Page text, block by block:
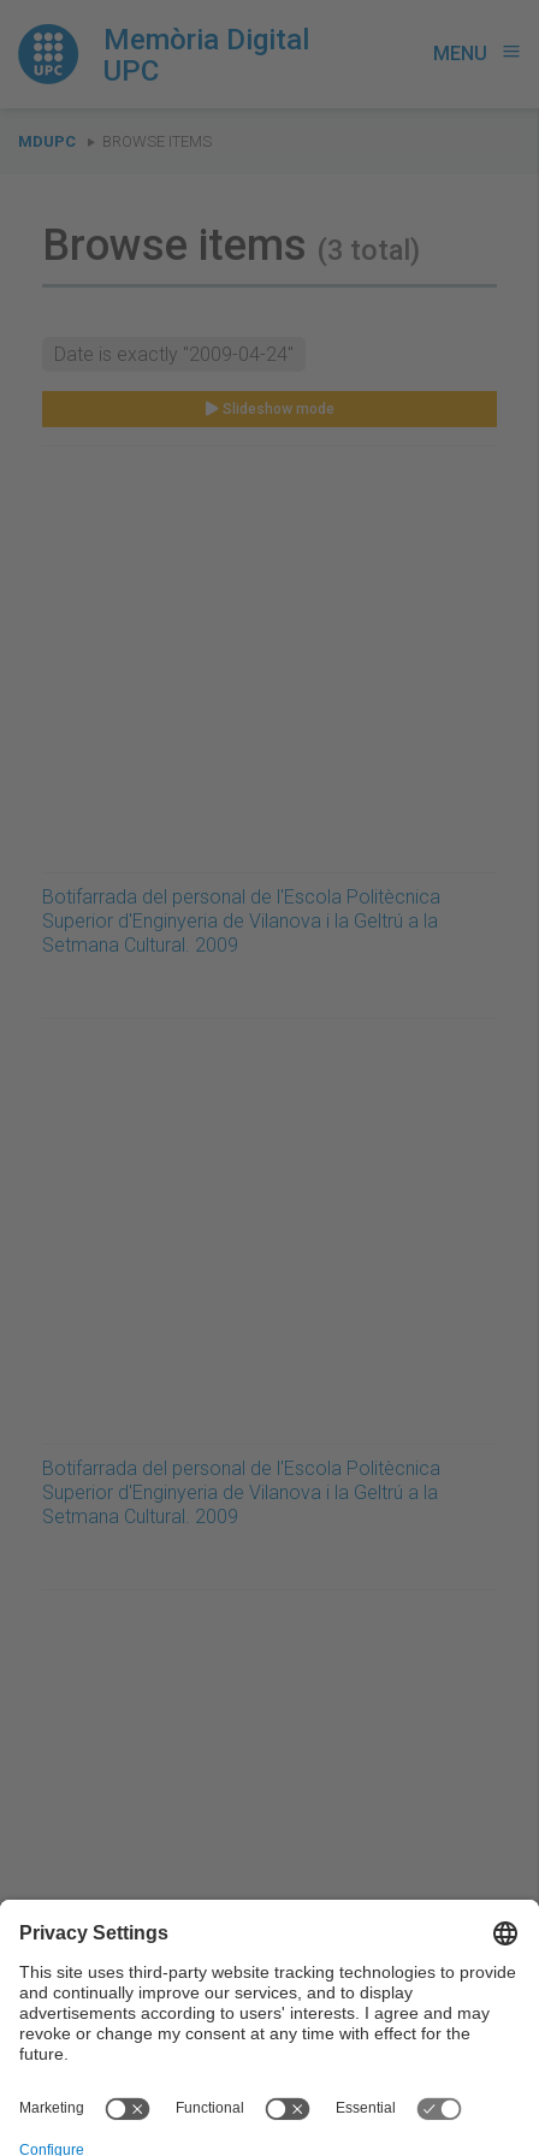
Memòria Digital
UPC
MENU menu
You
MDUPC BROWSE ITEMS
Browse items (3 total)
Date is exactly "2009-04-24"
Slideshow mode
Botifarrada del personal de l'Escola Politècnica
Superior d'Enginyeria de Vilanova i la Geltrú a la
Setmana Cultural. 2009
Botifarrada del personal de l'Escola Politècnica
Superior d'Enginyeria de Vilanova i la Geltrú a la
Setmana Cultural. 2009
Botifarrada del personal de l'Escola Politècnica
Superior d'Enginyeria de Vilanova i la Geltrú a la